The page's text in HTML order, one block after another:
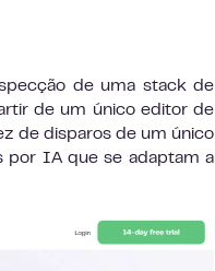
de uma stack de
de um único editor de
de disparos de um único
por IA que se adaptam a